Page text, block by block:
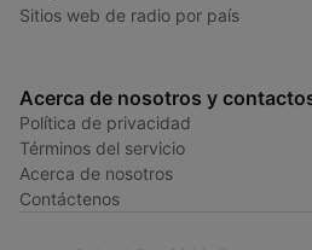
Sitios web de radio por país
Acerca de nosotros y
Política de privacidad
Términos del servicio
Acerca de nosotros
Contáctenos